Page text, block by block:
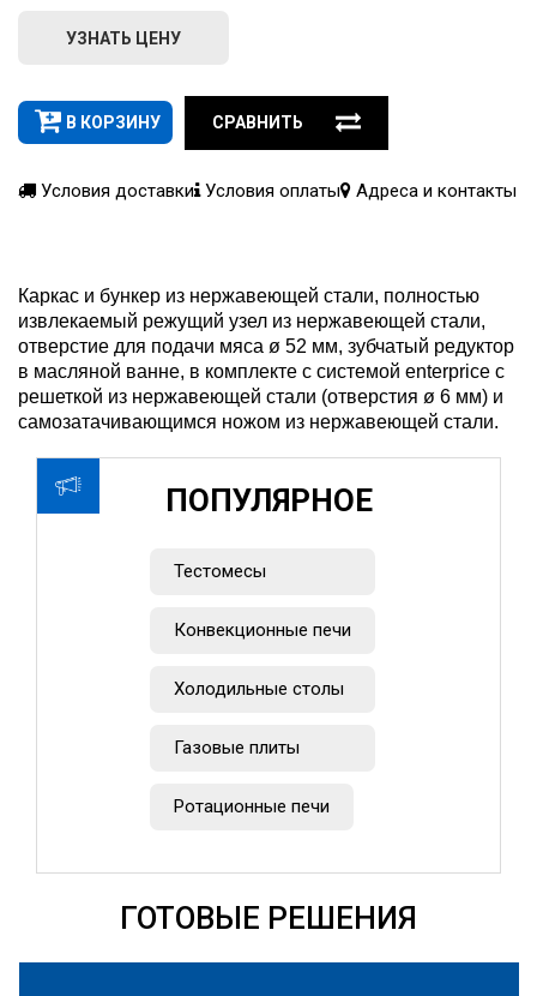
УЗНАТЬ ЦЕНУ
В КОРЗИНУ СРАВНИТЬ
Условия доставки Условия оплаты Адреса и контакты
Каркас и бункер из нержавеющей стали, полностью
извлекаемый режущий узел из нержавеющей стали,
отверстие для подачи мяса ø 52 мм, зубчатый редуктор
в масляной ванне, в комплекте с системой enterprice с
решеткой из нержавеющей стали (отверстия ø 6 мм) и
самозатачивающимся ножом из нержавеющей стали.
ПОПУЛЯРНОЕ
Тестомесы
Конвекционные печи
Холодильные столы
Газовые плиты
Ротационные печи
ГОТОВЫЕ РЕШЕНИЯ